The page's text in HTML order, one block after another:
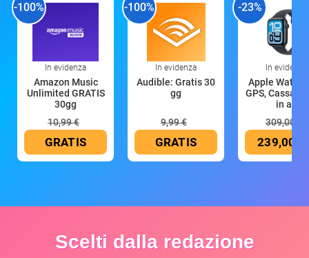
-100%
In evidenza
Amazon Music
Unlimited GRATIS
30gg
10,99 €
GRATIS
-100%
In evidenza
Audible: Gratis 30
gg
9,99 €
GRATIS
-23%
In evidenza
Apple Watch
GPS, Cassa
in all
309,00 €
239,00 €
Scelti dalla redazione